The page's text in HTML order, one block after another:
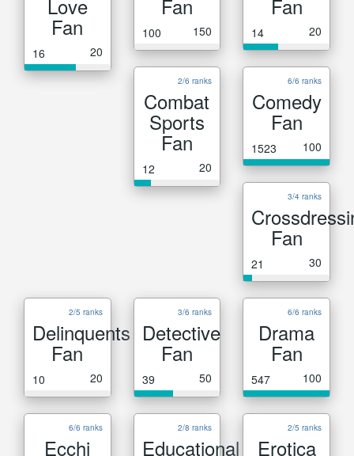
Love
Fan
16 20
Fan
100 150
Fan
14 20
2/6 ranks
Combat
Sports
Fan
12 20
6/6 ranks
Comedy
Fan
1523 100
3/4 ranks
Fan
21 30
2/5 ranks
Delinquents
Fan
10 20
3/6 ranks
Detective
Fan
39 50
6/6 ranks
Drama
Fan
547 100
6/6 ranks
Ecchi
2/8 ranks
Educational
2/5 ranks
Erotica